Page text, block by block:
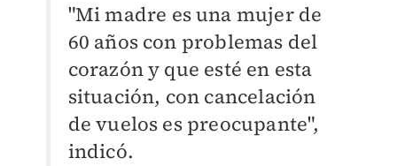
"Mi madre es una mujer de
60 años con problemas del
corazón y que esté en esta
situación, con cancelación
de vuelos es preocupante",
indicó.